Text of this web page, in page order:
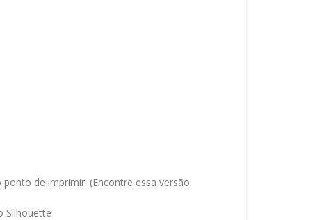
de imprimir. (Encontre essa versão
Silhouette